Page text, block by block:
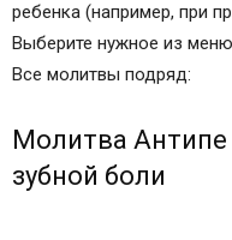
ребенка (например, при
Выберите нужное из
Все молитвы подряд:
Молитва
зубной боли